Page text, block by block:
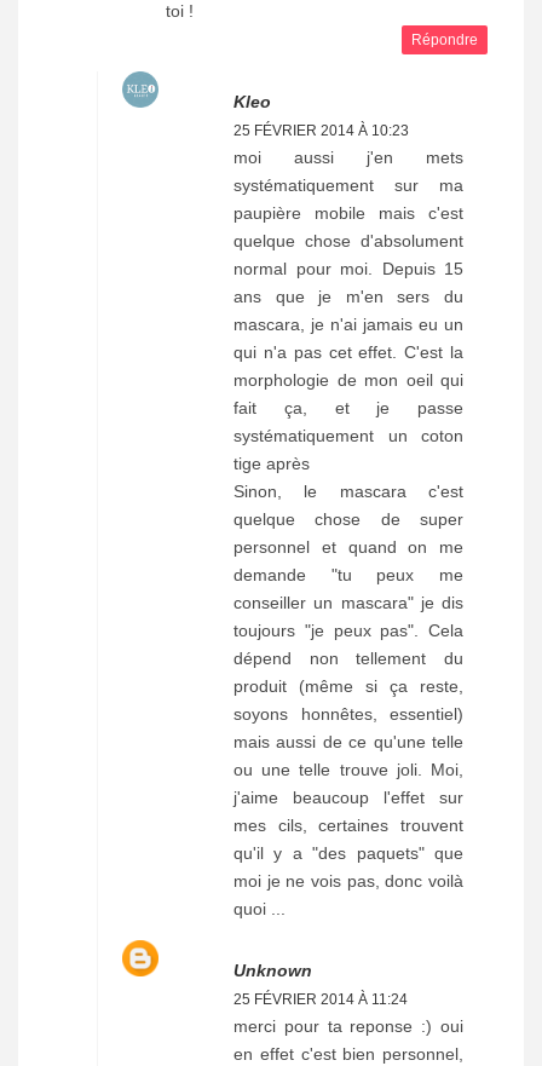
toi !
Répondre
Kleo
25 FÉVRIER 2014 À 10:23
moi aussi j'en mets
systématiquement sur ma
paupière mobile mais c'est
quelque chose d'absolument
normal pour moi. Depuis 15
ans que je m'en sers du
mascara, je n'ai jamais eu un
qui n'a pas cet effet. C'est la
morphologie de mon oeil qui
fait ça, et je passe
systématiquement un coton
tige après
Sinon, le mascara c'est
quelque chose de super
personnel et quand on me
demande "tu peux me
conseiller un mascara" je dis
toujours "je peux pas". Cela
dépend non tellement du
produit (même si ça reste,
soyons honnêtes, essentiel)
mais aussi de ce qu'une telle
ou une telle trouve joli. Moi,
j'aime beaucoup l'effet sur
mes cils, certaines trouvent
qu'il y a "des paquets" que
moi je ne vois pas, donc voilà
quoi ...
Unknown
25 FÉVRIER 2014 À 11:24
merci pour ta reponse :) oui
en effet c'est bien personnel,